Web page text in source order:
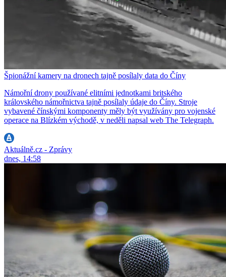
Špionážní kamery na dronech tajně posílaly data do Číny
Námořní drony používané elitními jednotkami britského
královského námořnictva tajně posílaly údaje do Číny. Stroje
vybavené čínskými komponenty měly být využívány pro vojenské
operace na Blízkém východě, v neděli napsal web The Telegraph.
Aktuálně.cz - Zprávy
dnes, 14:58